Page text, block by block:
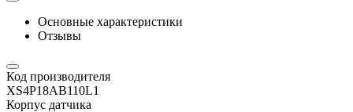
Основные характеристики
Отзывы
Код производителя
XS4P18AB110L1
Корпус датчика